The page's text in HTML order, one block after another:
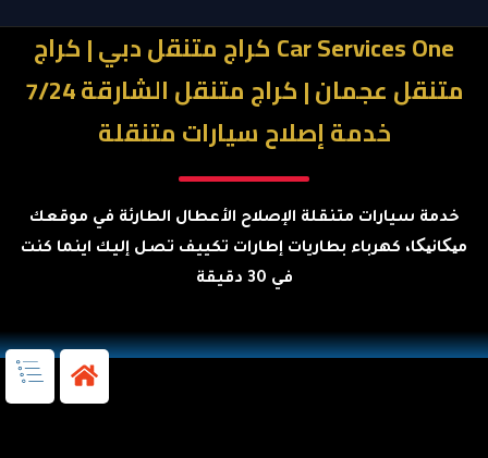
Car Services One كراج متنقل دبي | كراج
متنقل عجمان | كراج متنقل الشارقة 7/24
خدمة إصلاح سيارات متنقلة
خدمة سيارات متنقلة الإصلاح الأعطال الطارئة في موقعك
میکانیکا، كهرباء بطاريات إطارات تكييف تصل إليك اينما كنت
في 30 دقيقة